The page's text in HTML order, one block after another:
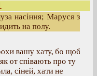
насіння; Маруся з
на полу.
вашу хату, бо щоб
от співають про ту
сіней, хати не